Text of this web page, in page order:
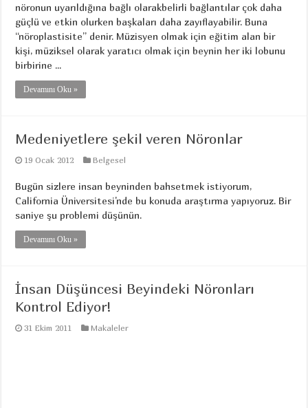
nöronun uyarıldığına bağlı olarakbelirli bağlantılar çok daha
güçlü ve etkin olurken başkaları daha zayıflayabilir. Buna
“nöroplastisite” denir. Müzisyen olmak için eğitim alan bir
kişi, müziksel olarak yaratıcı olmak için beynin her iki lobunu
birbirine ...
Devamını Oku »
Medeniyetlere şekil veren Nöronlar
19 Ocak 2012 Belgesel
Bugün sizlere insan beyninden bahsetmek istiyorum,
California Üniversitesi'nde bu konuda araştırma yapıyoruz. Bir
saniye şu problemi düşünün.
Devamını Oku »
İnsan Düşüncesi Beyindeki Nöronları
Kontrol Ediyor!
31 Ekim 2011 Makaleler